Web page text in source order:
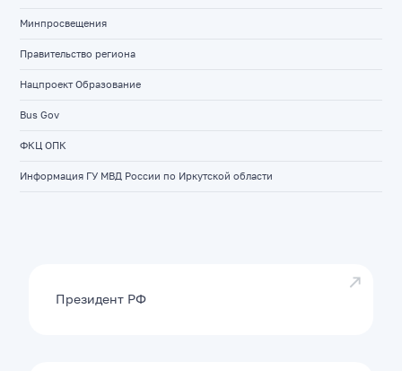
Минпросвещения
Правительство региона
Нацпроект Образование
Bus Gov
ФКЦ ОПК
Информация ГУ МВД России по Иркутской области
Президент РФ